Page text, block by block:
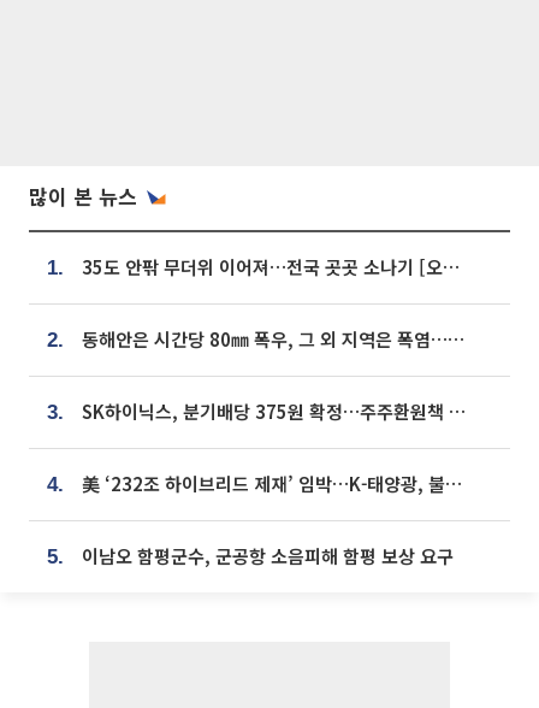
많이 본 뉴스
1. 35도 안팎 무더위 이어져…전국 곳곳 소나기 [오늘 날씨]
2. 동해안은 시간당 80㎜ 폭우, 그 외 지역은 폭염…‘극과 극 날씨’
3. SK하이닉스, 분기배당 375원 확정…주주환원책 9월로 앞당겨 발표
4. 美 ‘232조 하이브리드 제재’ 임박…K-태양광, 불확실성 털고 날개 다나
5. 이남오 함평군수, 군공항 소음피해 함평 보상 요구